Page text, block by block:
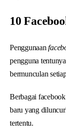
10
Penggunaan
pengguna
bermunculan
Berbagai
baru yang
tertentu.